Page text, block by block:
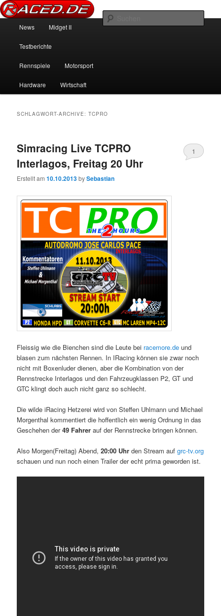
Raced.de
News über Rennspiele und der echten Autowelt
Zum Inhalt wechseln
Zum sekundären Inhalt wechseln
News Midget II
Testberichte
Rennspiele Motorsport
Hardware Wirtschaft
SCHLAGWORT-ARCHIVE:TCPRO
Simracing Live TCPRO
Interlagos, Freitag 20 Uhr
Erstellt am10.10.2013bySebastian
1
Fleissig wie die Bienchen sind die Leute bei racemore.de und
blasen zum nächsten Rennen. In IRacing können sie zwar noch
nicht mit Boxenluder dienen, aber die Kombination von der
Rennstrecke Interlagos und den Fahrzeugklassen P2, GT und
GTC klingt doch auch nicht ganz so schlecht.
Die wilde iRacing Hetzerei wird von Steffen Uhlmann und Michael
Morgenthal kommentiert die hoffentlich ein wenig Ordnung in das
Geschehen der49 Fahrer auf der Rennstrecke bringen können.
Also Morgen(Freitag) Abend,20:00 Uhr den Stream aufgrc-tv.org
schauen und nun noch einen Trailer der echt prima geworden ist.